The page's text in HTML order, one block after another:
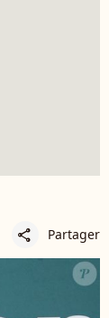
share Partager